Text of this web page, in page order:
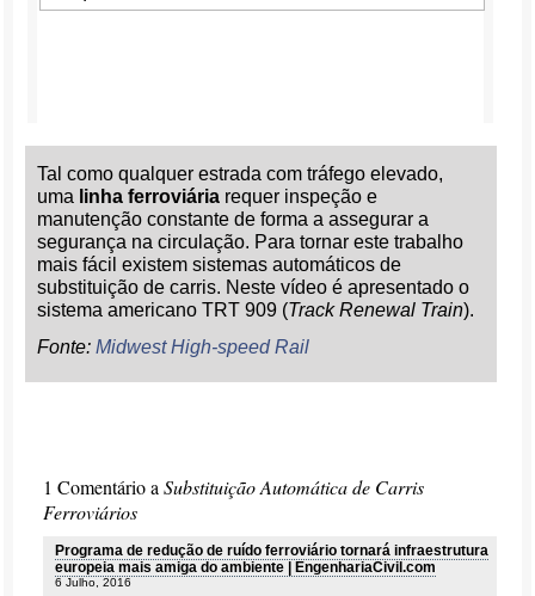
Tal como qualquer estrada com tráfego elevado,
uma linha ferroviária requer inspeção e
manutenção constante de forma a assegurar a
segurança na circulação. Para tornar este trabalho
mais fácil existem sistemas automáticos de
substituição de carris. Neste vídeo é apresentado o
sistema americano TRT 909 (Track Renewal Train).
Fonte:Midwest High-speed Rail
1 Comentário aSubstituição Automática de Carris
Ferroviários
Programa de redução de ruído ferroviário tornará infraestrutura
europeia mais amiga do ambiente | EngenhariaCivil.com
6 Julho, 2016